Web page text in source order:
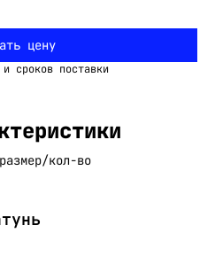
цену
сроков поставки
кол-во